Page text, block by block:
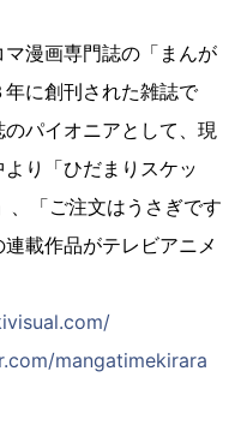
マ漫画専門誌の「まんが
に創刊された雑誌で
パイオニアとして、現
り「ひだまりスケッ
「ご注文はうさぎです
載作品がテレビアニメ
mangatimekirara